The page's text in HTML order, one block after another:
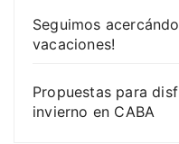
Seguimos
vacaciones!
Propuestas para
invierno en CABA